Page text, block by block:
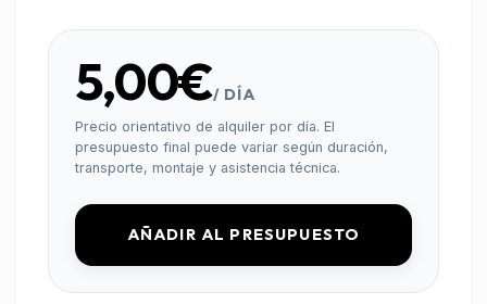
5,00€/ DÍA
Precio orientativo de alquiler por día. El
presupuesto final puede variar según duración,
transporte, montaje y asistencia técnica.
AÑADIR AL PRESUPUESTO